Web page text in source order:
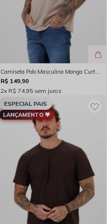
Camiseta Polo Masculina Manga Curta Jacquard Hercules Bege Claro - FC264032
R$ 149,90
2x R$ 74,95 sem juros
LANÇAMENTO 🖤
ESPECIAL PAIS